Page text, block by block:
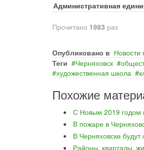
Административная
Прочитано 1983 раз
Опубликовано в Новости
Теги
Черняховск
художественная школа
Похожие
С Новым 2019 годом
В пожаре в
В Черняховске
Районы, кварталы,